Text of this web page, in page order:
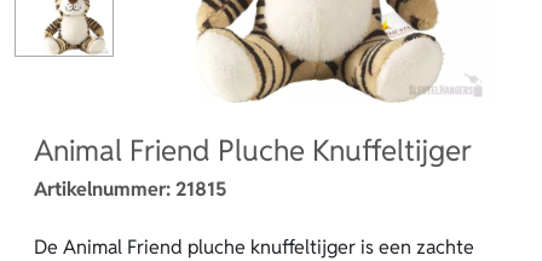
Animal Friend Pluche Knuffeltijger
Artikelnummer:21815
De Animal Friend pluche knuffeltijger is een zachte